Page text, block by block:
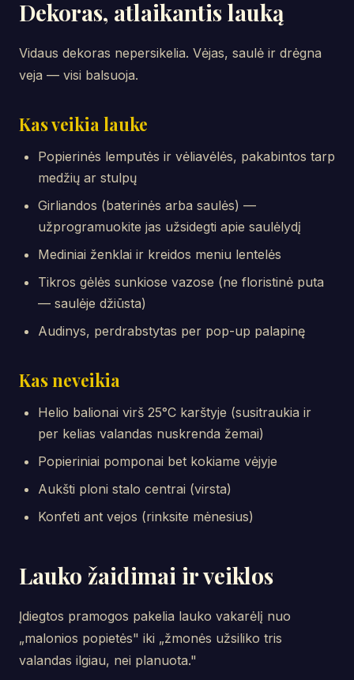
Dekoras, atlaikantis lauką
Vidaus dekoras nepersikelia. Vėjas, saulė ir drėgna
veja — visi balsuoja.
Kas veikia lauke
Popierinės lemputės ir vėliavėlės, pakabintos tarp
medžių ar stulpų
Girliandos (baterinės arba saulės) —
užprogramuokite jas užsidegti apie saulėlydį
Mediniai ženklai ir kreidos meniu lentelės
Tikros gėlės sunkiose vazose (ne floristinė puta
— saulėje džiūsta)
Audinys, perdrabstytas per pop-up palapinę
Kas neveikia
Helio balionai virš 25°C karštyje (susitraukia ir
per kelias valandas nuskrenda žemai)
Popieriniai pomponai bet kokiame vėjyje
Aukšti ploni stalo centrai (virsta)
Konfeti ant vejos (rinksite mėnesius)
Lauko žaidimai ir veiklos
Įdiegtos pramogos pakelia lauko vakarėlį nuo
„malonios popietės" iki „žmonės užsiliko tris
valandas ilgiau, nei planuota."